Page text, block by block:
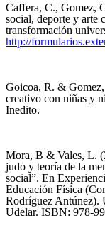
Caffera, C., Gomez,
social, deporte y arte
transformación
http://
Goicoa, R. &
creativo con niñas y
Inedito.
Mora, B & Vales, L.
judo y teoría de la
social”. En
Educación Física
Rodríguez Antúnez).
Udelar. ISBN: 978-